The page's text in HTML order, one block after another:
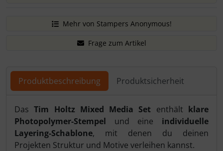
Mehr von Stampers Anonymous!
Frage zum Artikel
Produktbeschreibung Produktsicherheit
Produktbeschreibung
DasTim Holtz Mixed Media Set enthält klare
Photopolymer-Stempel und eine individuelle
Layering-Schablone, mit denen du deinen
Projekten Struktur und Motive verleihen kannst.